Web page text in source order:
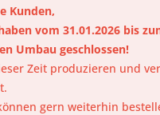
Kunden,
vom 31.01.2026 bis
Umbau geschlossen!
Zeit produzieren und
gern weiterhin